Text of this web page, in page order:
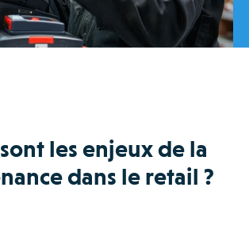
les enjeux de la
dans le retail ?